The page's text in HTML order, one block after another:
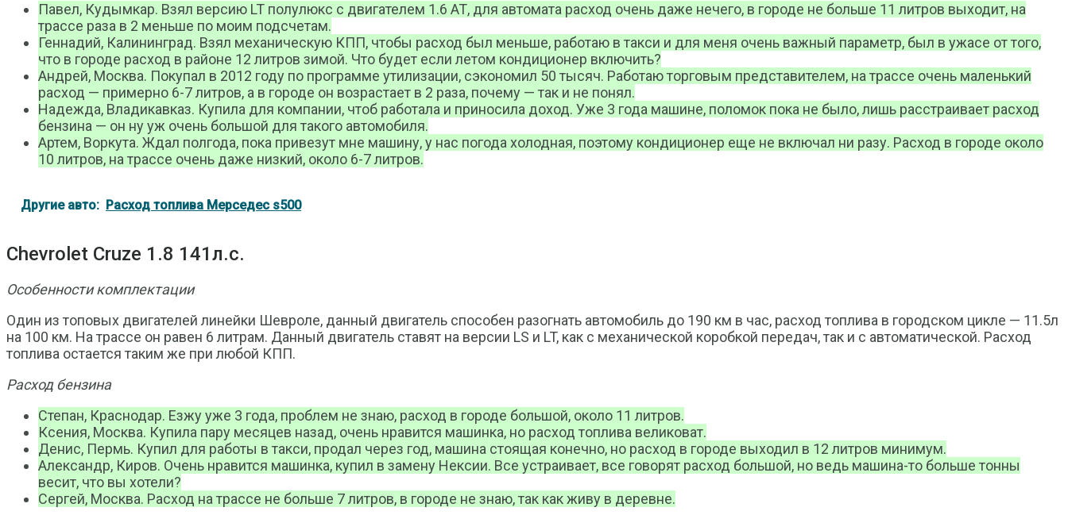
Павел, Кудымкар. Взял версию LT полулюкс с двигателем 1.6 АТ, для автомата расход очень даже нечего, в городе не больше 11 литров выходит, на
трассе раза в 2 меньше по моим подсчетам.
Геннадий, Калининград. Взял механическую КПП, чтобы расход был меньше, работаю в такси и для меня очень важный параметр, был в ужасе от того,
что в городе расход в районе 12 литров зимой. Что будет если летом кондиционер включить?
Андрей, Москва. Покупал в 2012 году по программе утилизации, сэкономил 50 тысяч. Работаю торговым представителем, на трассе очень маленький
расход — примерно 6-7 литров, а в городе он возрастает в 2 раза, почему — так и не понял.
Надежда, Владикавказ. Купила для компании, чтоб работала и приносила доход. Уже 3 года машине, поломок пока не было, лишь расстраивает расход
бензина — он ну уж очень большой для такого автомобиля.
Артем, Воркута. Ждал полгода, пока привезут мне машину, у нас погода холодная, поэтому кондиционер еще не включал ни разу. Расход в городе около
10 литров, на трассе очень даже низкий, около 6-7 литров.
Другие авто: Расход топлива Мерседес s500
Chevrolet Cruze 1.8 141л.с.
Особенности комплектации
Один из топовых двигателей линейки Шевроле, данный двигатель способен разогнать автомобиль до 190 км в час, расход топлива в городском цикле — 11.5л
на 100 км. На трассе он равен 6 литрам. Данный двигатель ставят на версии LS и LT, как с механической коробкой передач, так и с автоматической. Расход
топлива остается таким же при любой КПП.
Расход бензина
Степан, Краснодар. Езжу уже 3 года, проблем не знаю, расход в городе большой, около 11 литров.
Ксения, Москва. Купила пару месяцев назад, очень нравится машинка, но расход топлива великоват.
Денис, Пермь. Купил для работы в такси, продал через год, машина стоящая конечно, но расход в городе выходил в 12 литров минимум.
Александр, Киров. Очень нравится машинка, купил в замену Нексии. Все устраивает, все говорят расход большой, но ведь машина-то больше тонны
весит, что вы хотели?
Сергей, Москва. Расход на трассе не больше 7 литров, в городе не знаю, так как живу в деревне.